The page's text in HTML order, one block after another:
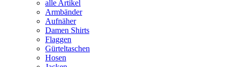
alle Artikel
Armbänder
Aufnäher
Damen Shirts
Flaggen
Gürteltaschen
Hosen